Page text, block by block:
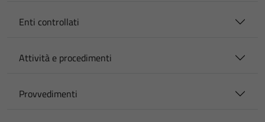
Enti controllati
Attività e procedimenti
Provvedimenti